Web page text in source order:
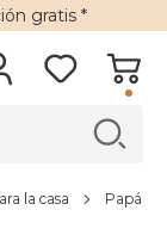
gratis*
la casa Papá